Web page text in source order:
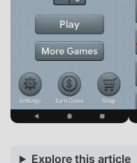
Explore this article